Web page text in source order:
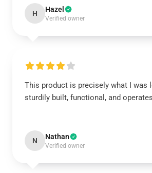
H Hazel
Verified owner
This product is precisely what I was
sturdily built, functional, and
N Nathan
Verified owner